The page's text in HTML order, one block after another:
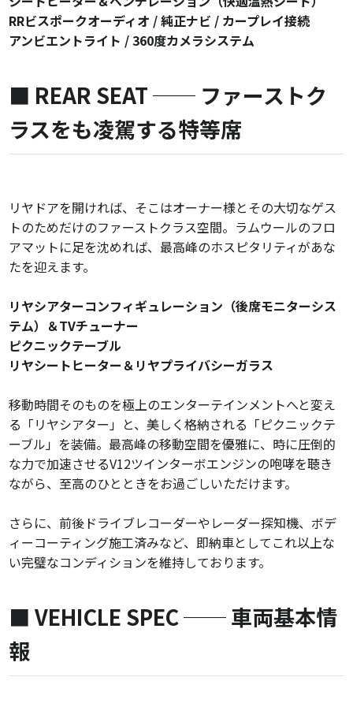
RRビスポークオーディオ / 純正ナビ / カープレイ接続
アンビエントライト / 360度カメラシステム
■ REAR SEAT ── ファーストク
ラスをも凌駕する特等席
リヤドアを開ければ、そこはオーナー様とその大切なゲス
トのためだけのファーストクラス空間。ラムウールのフロ
アマットに足を沈めれば、最高峰のホスピタリティがあな
たを迎えます。
リヤシアターコンフィギュレーション（後席モニターシス
テム）＆TVチューナー
ピクニックテーブル
リヤシートヒーター＆リヤプライバシーガラス
移動時間そのものを極上のエンターテインメントへと変え
る「リヤシアター」と、美しく格納される「ピクニックテ
ーブル」を装備。最高峰の移動空間を優雅に、時に圧倒的
な力で加速させるV12ツインターボエンジンの咆哮を聴き
ながら、至高のひとときをお過ごしいただけます。
さらに、前後ドライブレコーダーやレーダー探知機、ボデ
ィーコーティング施工済みなど、即納車としてこれ以上な
い完璧なコンディションを維持しております。
■ VEHICLE SPEC ── 車両基本情
報